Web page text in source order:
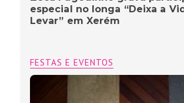
especial no longa “Deixa a
Levar” em Xerém
FESTAS E EVENTOS